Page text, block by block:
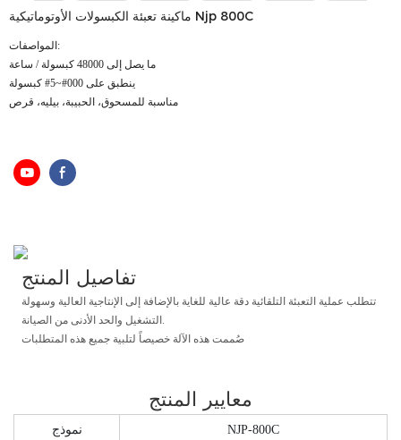
ماكينة تعبئة الكبسولات الأوتوماتيكية Njp 800C
المواصفات:
ما يصل إلى 48000 كبسولة / ساعة
ينطبق على 000#~5# كبسولة
مناسبة للمسحوق، الحبيبة، بيليه، قرص
تفاصيل المنتج
تتطلب عملية التعبئة التلقائية دقة عالية للغاية بالإضافة إلى الإنتاجية العالية وسهولة
التشغيل والحد الأدنى من الصيانة.
صُممت هذه الآلة خصيصاً لتلبية جميع هذه المتطلبات
معايير المنتج
نموذج NJP-800C